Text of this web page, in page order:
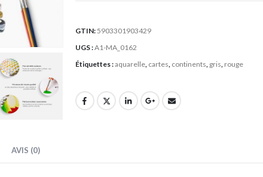
GTIN: 5903301903429
UGS :A1-MA_0162
Étiquettes :aquarelle, cartes continents gris rouge
AVIS (0)